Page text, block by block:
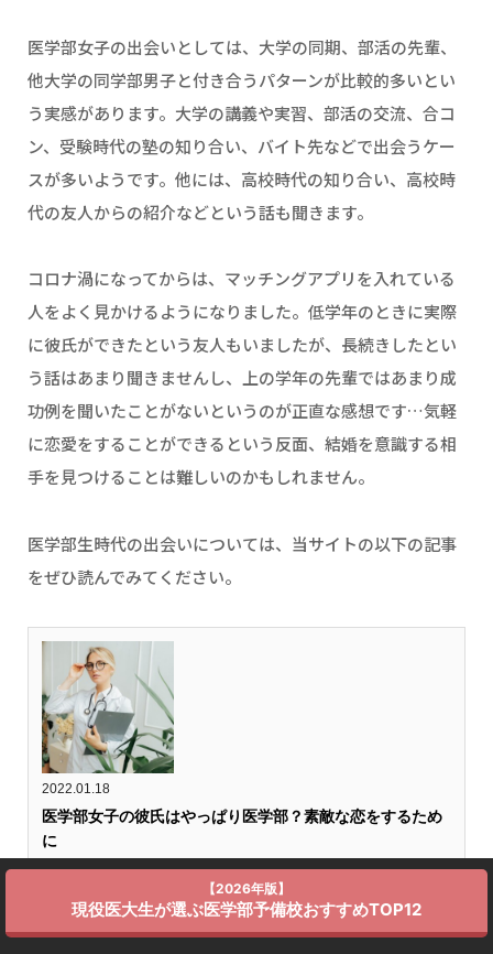
医学部女子の出会いとしては、大学の同期、部活の先輩、
他大学の同学部男子と付き合うパターンが比較的多いとい
う実感があります。大学の講義や実習、部活の交流、合コ
ン、受験時代の塾の知り合い、バイト先などで出会うケー
スが多いようです。他には、高校時代の知り合い、高校時
代の友人からの紹介などという話も聞きます。
コロナ渦になってからは、マッチングアプリを入れている
人をよく見かけるようになりました。低学年のときに実際
に彼氏ができたという友人もいましたが、長続きしたとい
う話はあまり聞きませんし、上の学年の先輩ではあまり成
功例を聞いたことがないというのが正直な感想です…気軽
に恋愛をすることができるという反面、結婚を意識する相
手を見つけることは難しいのかもしれません。
医学部生時代の出会いについては、当サイトの以下の記事
をぜひ読んでみてください。
2022.01.18
医学部女子の彼氏はやっぱり医学部？素敵な恋をするため
に
みなさんこんにちは。寒さももうすぐ終わりますね。春が来たら、新
生活の始まりです。 医学部恋愛事情については以前にお話ししまし
たね。 今日は、医学部女子が付き合う相手についてお話しします。
彼氏(将来の結婚相手)は医学部の方がいいのか？という永久に医学部
【2026年版】
現役医大生が選ぶ医学部予備校おすすめTOP12